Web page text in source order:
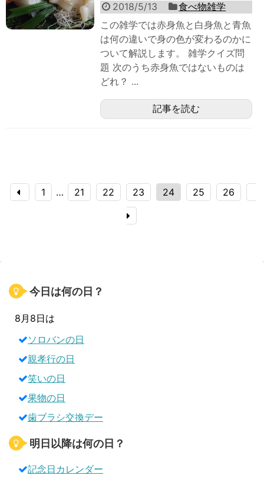
2018/5/13
食べ物雑学
この雑学では赤身魚と白身魚と青魚
は何の違いで身の色が変わるのかに
ついて解説します。 雑学クイズ問
題 次のうち赤身魚ではないものは
どれ？ ...
記事を読む
1 … 21 22 23 24 25 26
今日は何の日？
8月8日は
ソロバンの日
親孝行の日
笑いの日
果物の日
歯ブラシ交換デー
明日以降は何の日？
記念日カレンダー